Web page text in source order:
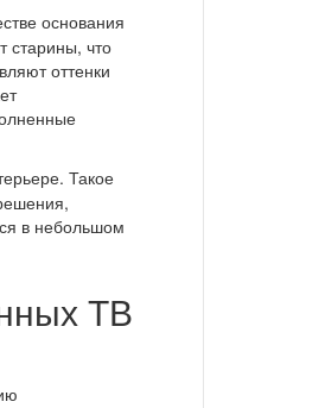
основания
старины, что
оттенки
Такое
в небольшом
ТВ